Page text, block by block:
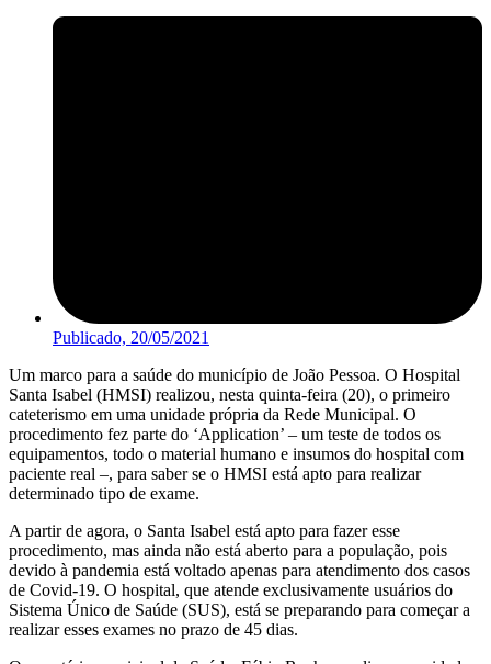
Publicado, 20/05/2021
Um marco para a saúde do município de João Pessoa. O Hospital
Santa Isabel (HMSI) realizou, nesta quinta-feira (20), o primeiro
cateterismo em uma unidade própria da Rede Municipal. O
procedimento fez parte do ‘Application’ – um teste de todos os
equipamentos, todo o material humano e insumos do hospital com
paciente real –, para saber se o HMSI está apto para realizar
determinado tipo de exame.
A partir de agora, o Santa Isabel está apto para fazer esse
procedimento, mas ainda não está aberto para a população, pois
devido à pandemia está voltado apenas para atendimento dos casos
de Covid-19. O hospital, que atende exclusivamente usuários do
Sistema Único de Saúde (SUS), está se preparando para começar a
realizar esses exames no prazo de 45 dias.